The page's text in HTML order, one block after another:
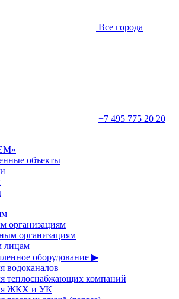
Все города
+7 495 775 20 20
объекты
организациям
организациям
лицам
оборудование ▶
водоканалов
теплоснабжающих компаний
ЖКХ и УК